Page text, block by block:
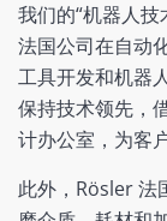
我们的“机器人
法国公司在自动
工具开发和机器
保持技术领先，
计办公室，为客
此外，Rösler 法